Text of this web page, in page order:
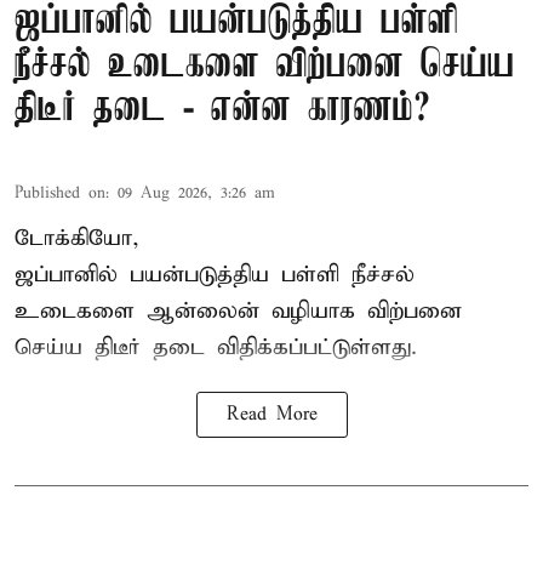
ஜப்பானில் பயன்படுத்திய பள்ளி
நீச்சல் உடைகளை விற்பனை செய்ய
திடீர் தடை - என்ன காரணம்?
Published on: 09 Aug 2026, 3:26 am
டோக்கியோ,
ஜப்பானில் பயன்படுத்திய பள்ளி நீச்சல்
உடைகளை ஆன்லைன் வழியாக விற்பனை
செய்ய திடீர் தடை விதிக்கப்பட்டுள்ளது.
Read More